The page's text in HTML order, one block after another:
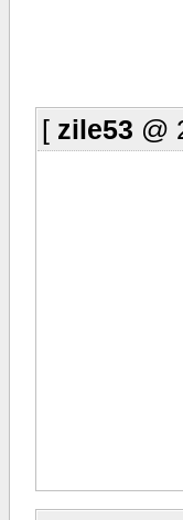
[ zile53 @